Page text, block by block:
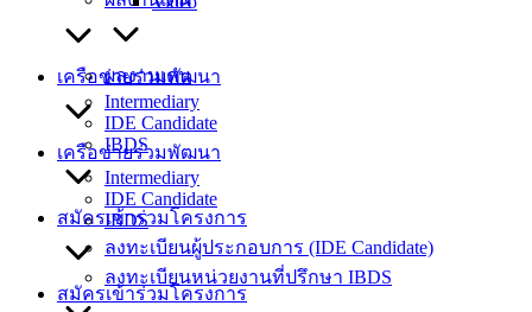
ผลงานเด่น
เครือข่ายร่วมพัฒนา
Intermediary
IDE Candidate
IBDS
สมัครเข้าร่วมโครงการ
เครือข่ายร่วมพัฒนา
Intermediary
IDE Candidate
IBDS
สมัครเข้าร่วมโครงการ
ลงทะเบียนผู้ประกอบการ (IDE Candidate)
ลงทะเบียนหน่วยงานที่ปรึกษา IBDS